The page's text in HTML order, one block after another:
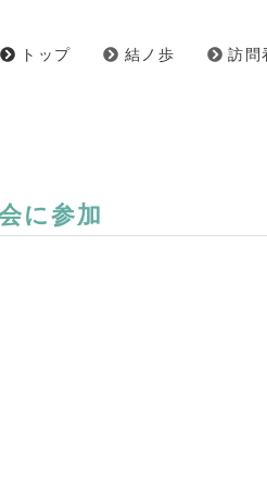
トップ 結ノ歩 訪問
に参加